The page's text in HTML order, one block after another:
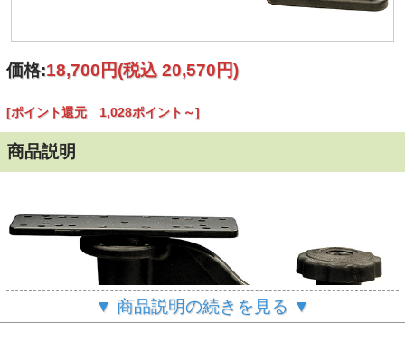
価格:18,700円(税込 20,570円)
[ポイント還元 1,028ポイント～]
商品説明
▼ 商品説明の続きを見る ▼